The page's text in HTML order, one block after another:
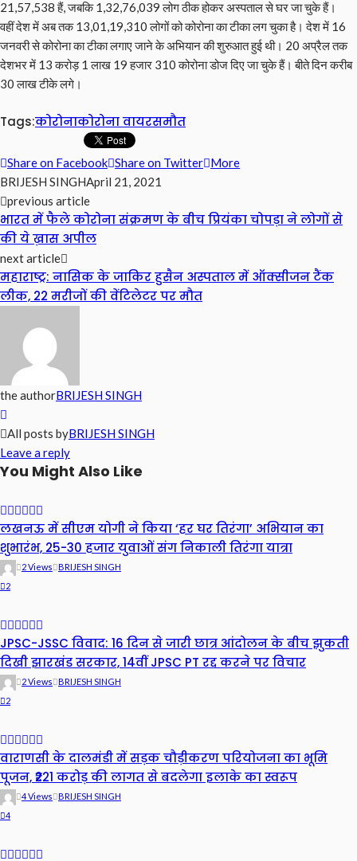
21,57,538 हैं, जबकि 1,32,76,039 लोग ठीक होकर अस्पताल से घर जा चुके हैं।
वहीं देश में अब तक 13,01,19,310 लोगों को कोरोना का टीका लग चुका है। देश में 16
जनवरी से कोरोना का टीका लगाए जाने के अभियान की शुरुआत हुई थी। 20 अप्रैल तक
देशभर में 13 करोड़ 1 लाख 19 हजार 310 कोरोना डोज दिए जा चुके हैं। बीते दिन करीब
30 लाख टीके लगे।
Tags:कोरोनाकोरोना वायरसमौत
Share on Facebook Share on Twitter More
BRIJESH SINGHApril 21, 2021
previous article
भारत में फैले कोरोना संक्रमण के बीच प्रियंका चोपड़ा ने लोगों से
की ये ख़ास अपील
next article
महाराष्ट्र: नासिक के जाकिर हुसैन अस्पताल में ऑक्सीजन टैंक
लीक, 22 मरीजों की वेंटिलेटर पर मौत
the authorBRIJESH SINGH
All posts byBRIJESH SINGH
Leave a reply
You Might Also Like
लखनऊ में सीएम योगी ने किया ‘हर घर तिरंगा’ अभियान का
शुभारंभ, 25-30 हजार युवाओं संग निकाली तिरंगा यात्रा
2 Views
BRIJESH SINGH
2
JPSC-JSSC विवाद: 16 दिन से जारी छात्र आंदोलन के बीच झुकती
दिखी झारखंड सरकार, 14वीं JPSC PT रद्द करने पर विचार
2 Views
BRIJESH SINGH
2
वाराणसी के दालमंडी में सड़क चौड़ीकरण परियोजना का भूमि
पूजन, ₹221 करोड़ की लागत से बदलेगा इलाके का स्वरूप
4 Views
BRIJESH SINGH
4